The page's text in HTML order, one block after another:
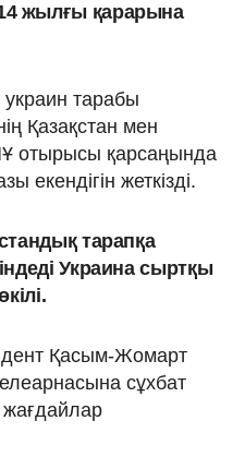
жылғы қарарына
тарабы
Қазақстан мен
отырысы қарсаңында
екендігін жеткізді.
тарапқа
Украина сыртқы
Қасым-Жомарт
сұхбат